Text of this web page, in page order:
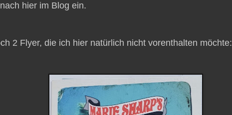
hier im Blog ein.
2 Flyer, die ich hier natürlich nicht vorenthalten möchte: